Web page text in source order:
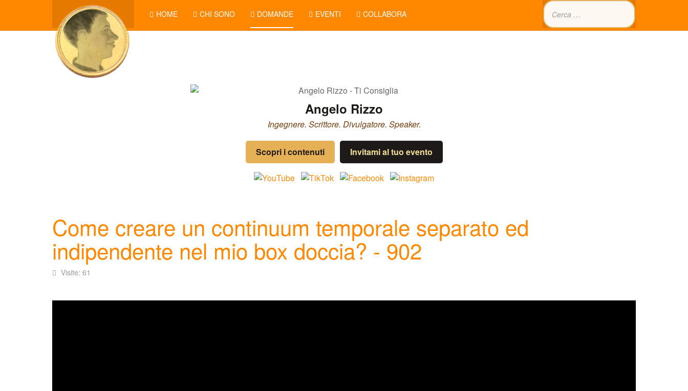
HOME CHI SONO DOMANDE EVENTI COLLABORA
Angelo Rizzo
Ingegnere. Scrittore. Divulgatore. Speaker.
Scopri i contenuti Invitami al tuo evento
Come creare un continuum temporale separato ed
indipendente nel mio box doccia? - 902
Visite: 61